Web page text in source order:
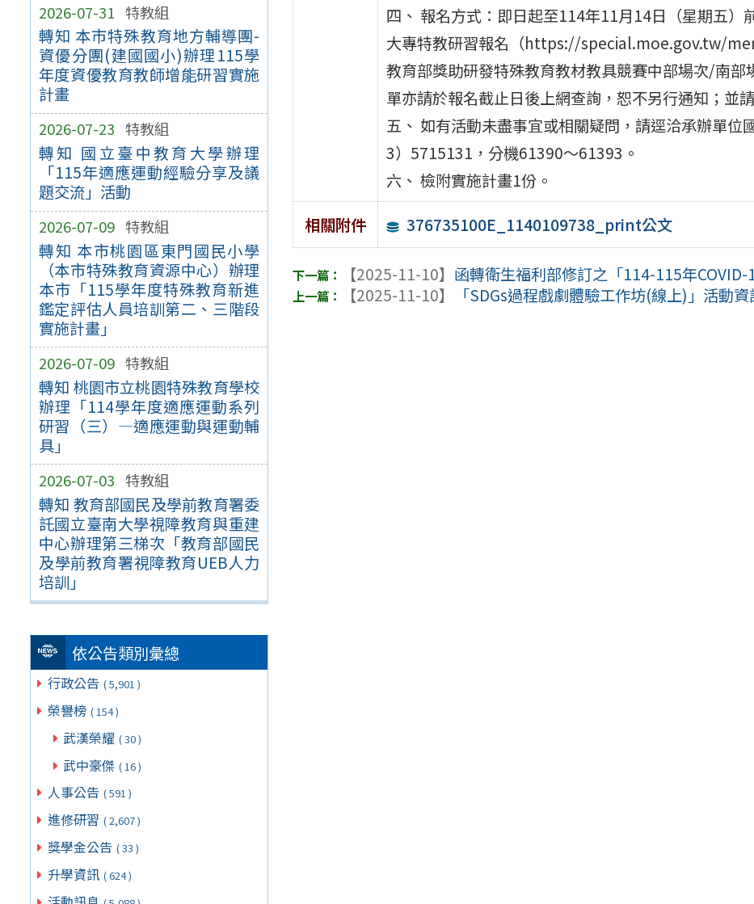
2026-07-31 特教組
轉知 本市特殊教育地方輔導團-
資優分團(建國國小)辦理115學
年度資優教育教師增能研習實施
計畫
2026-07-23 特教組
轉知 國立臺中教育大學辦理
「115年適應運動經驗分享及議
題交流」活動
2026-07-09 特教組
轉知 本市桃園區東門國民小學
（本市特殊教育資源中心）辦理
本市「115學年度特殊教育新進
鑑定評估人員培訓第二、三階段
實施計畫」
2026-07-09 特教組
轉知 桃園市立桃園特殊教育學校
辦理「114學年度適應運動系列
研習（三）—適應運動與運動輔
具」
2026-07-03 特教組
轉知 教育部國民及學前教育署委
託國立臺南大學視障教育與重建
中心辦理第三梯次「教育部國民
及學前教育署視障教育UEB人力
培訓」
依公告類別彙總
行政公告 ( 5,901 )
榮譽榜 ( 154 )
武漢榮耀 ( 30 )
武中豪傑 ( 16 )
人事公告 ( 591 )
進修研習 ( 2,607 )
獎學金公告 ( 33 )
升學資訊 ( 624 )
四、 報名方式：即日起至114年11月14日（星期五
大專特教研習報名（https://special.moe.gov.tw/
教育部獎助研發特殊教育教材教具競賽中部場次/南
單亦請於報名截止日後上網查詢，恕不另行通知；並
五、 如有活動未盡事宜或相關疑問，請逕洽承辦單
3）5715131，分機61390～61393。
六、 檢附實施計畫1份。
相關附件
376735100E_1140109738_print公文
【2025-11-10】 函轉衛生福利部修訂之「114-115年COVID-
【2025-11-10】
「SDGs過程戲劇體驗工作坊(線上)」活動資